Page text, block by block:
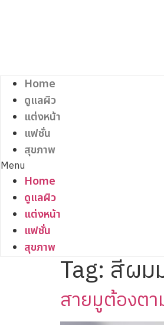
Home
ดูแลผิว
แต่งหน้า
แฟชั่น
สุขภาพ
Menu
Home
ดูแลผิว
แต่งหน้า
แฟชั่น
สุขภาพ
Tag: สีผม
สายมูต้องต